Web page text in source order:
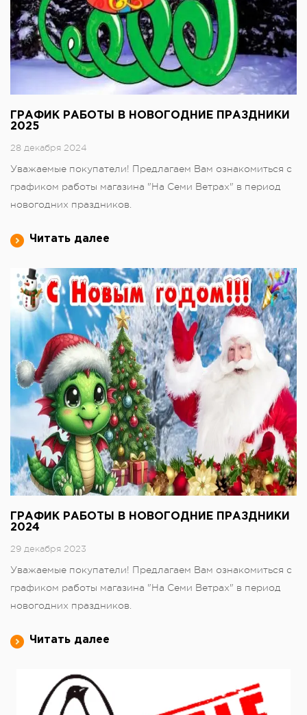
ГРАФИК РАБОТЫ В НОВОГОДНИЕ ПРАЗДНИКИ
2025
28 декабря 2024
Уважаемые покупатели! Предлагаем Вам ознакомиться с
графиком работы магазина "На Семи Ветрах" в период
новогодних праздников.
Читать далее
ГРАФИК РАБОТЫ В НОВОГОДНИЕ ПРАЗДНИКИ
2024
29 декабря 2023
Уважаемые покупатели! Предлагаем Вам ознакомиться с
графиком работы магазина "На Семи Ветрах" в период
новогодних праздников.
Читать далее